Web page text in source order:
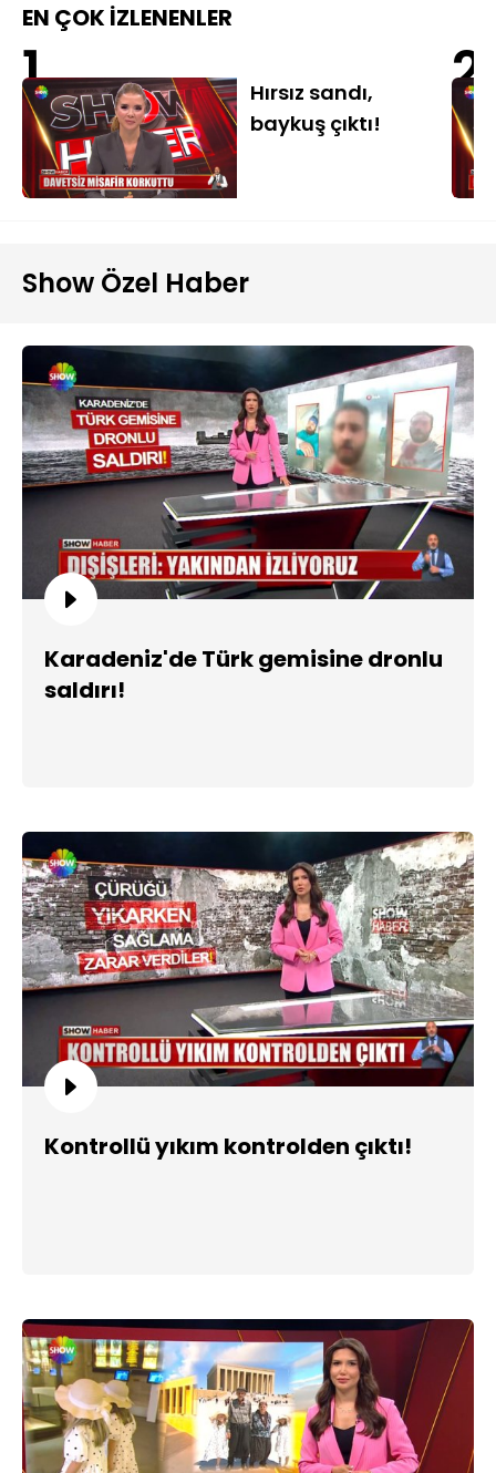
EN ÇOK İZLENENLER
1
Hırsız sandı,
baykuş çıktı!
2
Show Özel Haber
Karadeniz'de Türk gemisine dronlu
saldırı!
Kontrollü yıkım kontrolden çıktı!